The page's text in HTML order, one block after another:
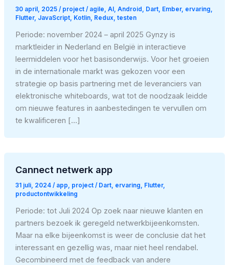
30 april, 2025 / project/ agile, AI , Android , Dart, Ember, ervaring,
Flutter, JavaScript, Kotlin, Redux, testen
Periode: november 2024 – april 2025 Gynzy is
marktleider in Nederland en België in interactieve
leermiddelen voor het basisonderwijs. Voor het groeien
in de internationale markt was gekozen voor een
strategie op basis partnering met de leveranciers van
elektronische whiteboards, wat tot de noodzaak leidde
om nieuwe features in aanbestedingen te vervullen om
te kwalificeren […]
Cannect netwerk app
31 juli, 2024 / app project/ Dart, ervaring Flutter,
productontwikkeling
Periode: tot Juli 2024 Op zoek naar nieuwe klanten en
partners bezoek ik geregeld netwerkbijeenkomsten.
Maar na elke bijeenkomst is weer de conclusie dat het
interessant en gezellig was, maar niet heel rendabel.
Gecombineerd met de feedback van andere